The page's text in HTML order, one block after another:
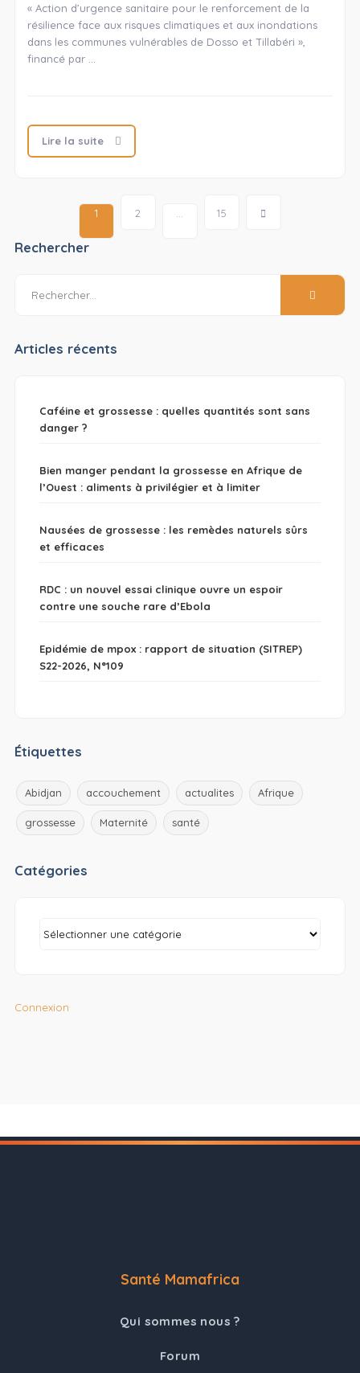
« Action d’urgence sanitaire pour le renforcement de la
résilience face aux risques climatiques et aux inondations
dans les communes vulnérables de Dosso et Tillabéri »,
financé par …
Lire la suite
1 2 … 15
Rechercher
Articles récents
Caféine et grossesse : quelles quantités sont sans
danger ?
Bien manger pendant la grossesse en Afrique de
l’Ouest : aliments à privilégier et à limiter
Nausées de grossesse : les remèdes naturels sûrs
et efficaces
RDC : un nouvel essai clinique ouvre un espoir
contre une souche rare d’Ebola
Epidémie de mpox : rapport de situation (SITREP)
S22-2026, N°109
Étiquettes
Abidjan accouchement actualites Afrique
grossesse Maternité santé
Catégories
Connexion
Santé Mamafrica
Qui sommes nous ?
Forum